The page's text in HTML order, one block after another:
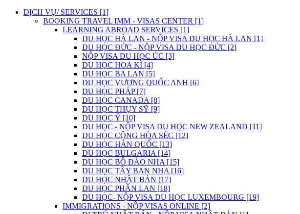
DỊCH VỤ/ SERVICES [1]
BOOKING TRAVEL IMM - VISAS CENTER [1]
LEARNING ABROAD SERVICES [1]
DU HỌC HÀ LAN - NỘP VISA DU HỌC HÀ LAN [1]
DU HỌC ĐỨC - NỘP VISA DU HỌC ĐỨC [2]
NỘP VISA DU HỌC ÚC [3]
DU HỌC HOA KÌ [4]
DU HỌC BA LAN [5]
DU HỌC VƯƠNG QUỐC ANH [6]
DU HỌC PHÁP [7]
DU HỌC CANADA [8]
DU HỌC THỤY SỸ [9]
DU HỌC Ý [10]
DU HỌC - NỘP VISA DU HỌC NEW ZEALAND [11]
DU HỌC CỘNG HÒA SÉC [12]
DU HỌC HÀN QUỐC [13]
DU HỌC BULGARIA [14]
DU HỌC BỒ ĐÀO NHA [15]
DU HỌC TÂY BAN NHA [16]
DU HỌC NHẬT BẢN [17]
DU HỌC PHẦN LAN [18]
DU HỌC- NỘP VISA DU HỌC LUXEMBOURG [19]
IMMIGRATIONS - NỘP VISAS ONLINE [2]